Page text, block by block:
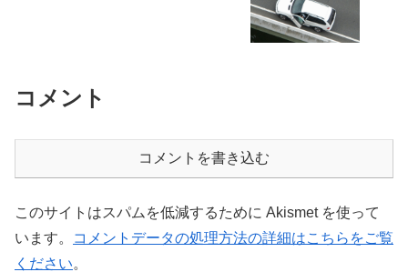
コメント
コメントを書き込む
このサイトはスパムを低減するために Akismet を使って
います。
コメントデータの処理方法の詳細はこちらをご覧
ください。